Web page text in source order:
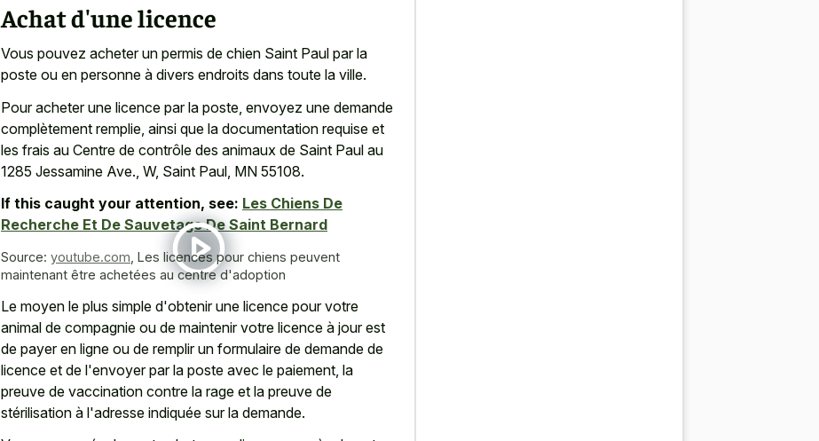
Achat d'une licence
Vous pouvez acheter un permis de chien Saint Paul par la
poste ou en personne à divers endroits dans toute la ville.
Pour acheter une licence par la poste, envoyez une demande
complètement remplie, ainsi que la documentation requise et
les frais au Centre de contrôle des animaux de Saint Paul au
1285 Jessamine Ave., W, Saint Paul, MN 55108.
If this caught your attention, see: Les Chiens De
Recherche Et De Sauvetage De Saint Bernard
Source: youtube.com Les licences pour chiens peuvent
maintenant être achetées au centre d'adoption
Le moyen le plus simple d'obtenir une licence pour votre
animal de compagnie ou de maintenir votre licence à jour est
de payer en ligne ou de remplir un formulaire de demande de
licence et de l'envoyer par la poste avec le paiement, la
preuve de vaccination contre la rage et la preuve de
stérilisation à l'adresse indiquée sur la demande.